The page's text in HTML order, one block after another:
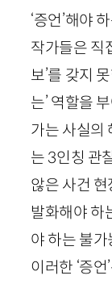
‘증언’해야
작가들은 직
보’를 갖지
는’ 역할을
가는 사실의
는 3인칭 관
않은 사건 현
발화해야 하
야 하는 불
이러한 ‘증